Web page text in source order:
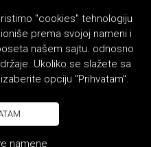
"cookies" tehnologiju
prema svojoj nameni i
našem sajtu. odnosno
Ukoliko se slažete sa
opciju "Prihvatam".
namene